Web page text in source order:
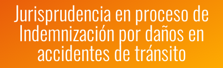
Jurisprudencia en proceso de
Indemnización por daños en
accidentes de tránsito